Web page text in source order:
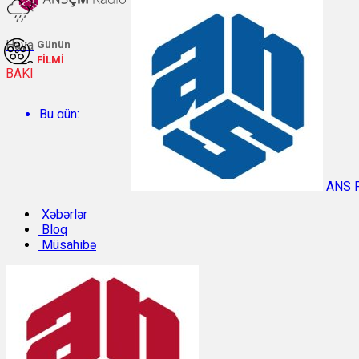
Hava
BAKI
Bu gün:
Temperatur: 27.6°C. Rütubət: 60%.
Sabah:
Günün
FİLMİ
ANS
Xəbərlər
Bloq
Müsahibə